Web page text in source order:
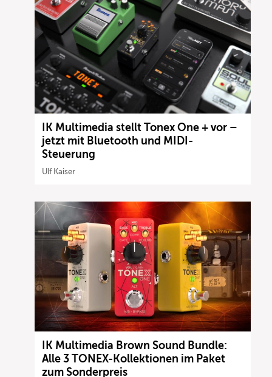
IK Multimedia stellt Tonex One + vor –
jetzt mit Bluetooth und MIDI-
Steuerung
Ulf Kaiser
IK Multimedia Brown Sound Bundle:
Alle 3 TONEX-Kollektionen im Paket
zum Sonderpreis